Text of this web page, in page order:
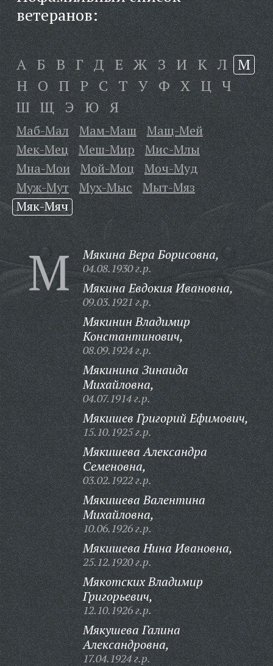
ветеранов:
А Б В Г Д Е Ж З И К Л М
Н О П Р С Т У Ф Х Ц Ч
Ш Щ Э Ю Я
Маб-Мал Мам-Маш
Мащ-Мей
Мек-Мец
Меш-Мир
Мис-Млы
Мна-Мои
Мой-Моц
Моч-Муд
Муж-Мут
Мух-Мыс
Мыт-Мяз
Мяк-Мяч
М Мякина Вера Борисовна,
04.08.1930 г.р.
Мякина Евдокия Ивановна,
09.03.1921 г.р.
Мякинин Владимир
Константинович,
08.09.1924 г.р.
Мякинина Зинаида
Михайловна,
04.07.1914 г.р.
Мякишев Григорий Ефимович,
15.10.1925 г.р.
Мякишева Александра
Семеновна,
03.02.1922 г.р.
Мякишева Валентина
Михайловна,
10.06.1926 г.р.
Мякишева Нина Ивановна,
25.12.1920 г.р.
Мякотских Владимир
Григорьевич,
12.10.1926 г.р.
Мякушева Галина
Александровна,
17.04.1924 г.р.